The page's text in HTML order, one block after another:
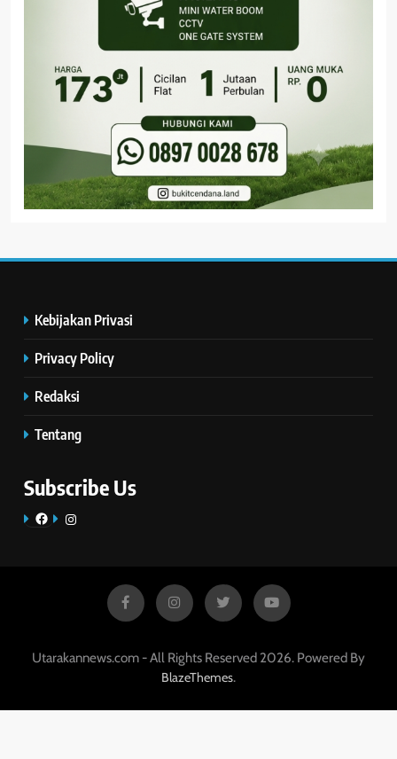
Kebijakan Privasi
Privacy Policy
Redaksi
Tentang
Subscribe Us
FacebookInstagram
Utarakannews.com - All Rights Reserved 2026. Powered By
BlazeThemes.